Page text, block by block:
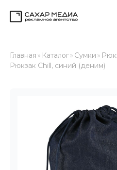
Главная » Каталог» Сумки »
Рюкзак Chill, синий (деним)